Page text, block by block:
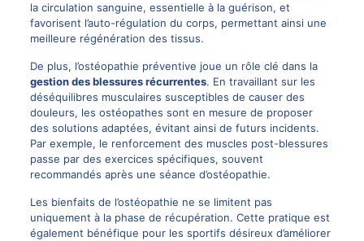
la circulation sanguine, essentielle à la guérison, et
favorisent l’auto-régulation du corps, permettant ainsi une
meilleure régénération des tissus.
De plus, l’ostéopathie préventive joue un rôle clé dans la
gestion des blessures récurrentes. En travaillant sur les
déséquilibres musculaires susceptibles de causer des
douleurs, les ostéopathes sont en mesure de proposer
des solutions adaptées, évitant ainsi de futurs incidents.
Par exemple, le renforcement des muscles post-blessures
passe par des exercices spécifiques, souvent
recommandés après une séance d’ostéopathie.
Les bienfaits de l’ostéopathie ne se limitent pas
uniquement à la phase de récupération. Cette pratique est
également bénéfique pour les sportifs désireux d’améliorer